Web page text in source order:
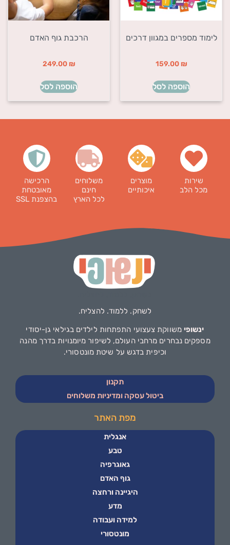
לימוד מספרים במגוון דרכים
159.00 ₪
הוספה לסל
הרכבת גוף האדם
249.00 ₪
הוספה לסל
שירות
מכל הלב
מוצרים
איכותיים
משלוחים
חינם
לכל הארץ
הרכישה
מאובטחת
בהצפנת SSL
לשחק. ללמוד. להצליח.
ינשופי משווקת צעצועי התפתחות לילדים בגילאי גן-יסודי
מספקים נבחרים מרחבי העולם, לשיפור מיומנויות בדרך מהנה
וכיפית בדגש על שיטת מונטסורי.
תקנון
ביטול עסקה ומדיניות משלוחים
מפת האתר
אנגלית
טבע
גאוגרפיה
גוף האדם
היגיינה ורחצה
מדע
למידה ועבודה
מונטסורי